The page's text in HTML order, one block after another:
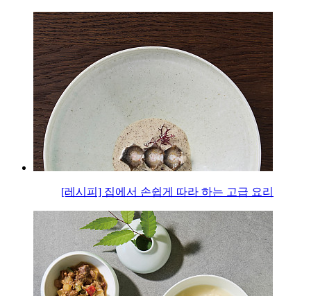
[레시피] 집에서 손쉽게 따라 하는 고급 요리